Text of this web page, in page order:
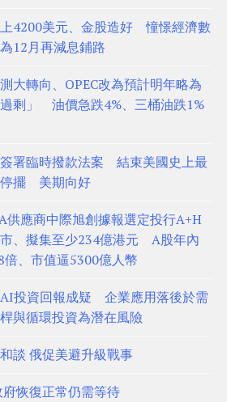
4200美元、金股造好 憧憬經濟數
12月再減息鋪路
大轉向、OPEC改為預計明年略為
過剩」 油價急跌4%、三桶油跌1%
署臨時撥款法案 結束美國史上最
擺 美期向好
供應商中際旭創據報選定投行A+H
、擬集至少234億港元 A股年內
倍、市值逼5300億人幣
投資回報成疑 企業應用落後於需
與循環投資為潛在風險
談 俄促美避升級戰事
恢復正常仍需等待